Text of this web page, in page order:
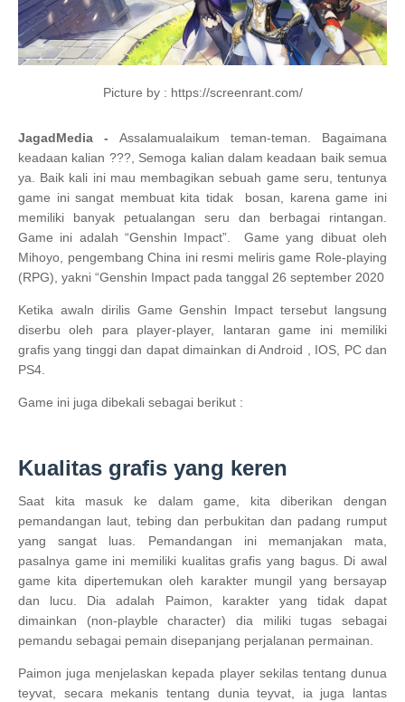
Picture by : https://screenrant.com/
JagadMedia - Assalamualaikum teman-teman. Bagaimana
keadaan kalian ???, Semoga kalian dalam keadaan baik semua
ya. Baik kali ini mau membagikan sebuah game seru, tentunya
game ini sangat membuat kita tidak bosan, karena game ini
memiliki banyak petualangan seru dan berbagai rintangan.
Game ini adalah “Genshin Impact”. Game yang dibuat oleh
Mihoyo, pengembang China ini resmi meliris game Role-playing
(RPG), yakni “Genshin Impact pada tanggal 26 september 2020
Ketika awaln dirilis Game Genshin Impact tersebut langsung
diserbu oleh para player-player, lantaran game ini memiliki
grafis yang tinggi dan dapat dimainkan di Android , IOS, PC dan
PS4.
Game ini juga dibekali sebagai berikut :
Kualitas grafis yang keren
Saat kita masuk ke dalam game, kita diberikan dengan
pemandangan laut, tebing dan perbukitan dan padang rumput
yang sangat luas. Pemandangan ini memanjakan mata,
pasalnya game ini memiliki kualitas grafis yang bagus. Di awal
game kita dipertemukan oleh karakter mungil yang bersayap
dan lucu. Dia adalah Paimon, karakter yang tidak dapat
dimainkan (non-playble character) dia miliki tugas sebagai
pemandu sebagai pemain disepanjang perjalanan permainan.
Paimon juga menjelaskan kepada player sekilas tentang dunua
teyvat, secara mekanis tentang dunia teyvat, ia juga lantas